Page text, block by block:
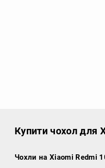
Купити чохол для
Чохли на Xiaomi Redmi